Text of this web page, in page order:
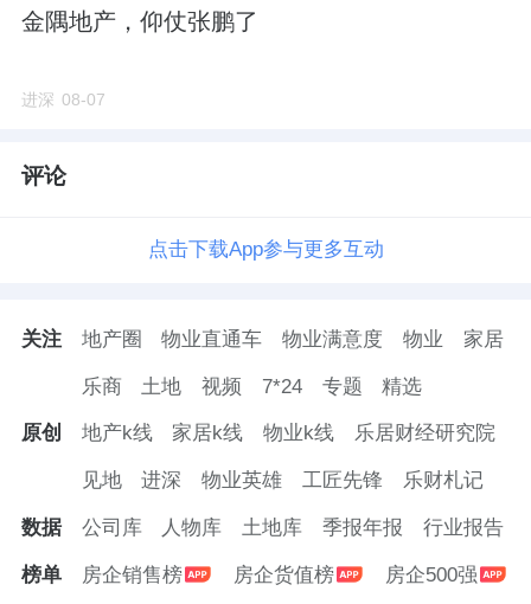
金隅地产，仰仗张鹏了
进深 08-07
评论
点击下载App参与更多互动
关注 地产圈 物业直通车 物业满意度 物业 家居
乐商 土地 视频 7*24 专题 精选
原创 地产k线 家居k线 物业k线 乐居财经研究院
见地 进深 物业英雄 工匠先锋 乐财札记
数据 公司库 人物库 土地库 季报年报 行业报告
榜单 房企销售榜 房企货值榜 房企500强